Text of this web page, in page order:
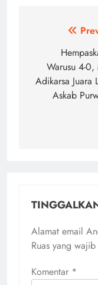
Navigasi
Warusu 4-0,
Adikarsa Juara
Askab
Alamat email
Ruas yang
Komentar *